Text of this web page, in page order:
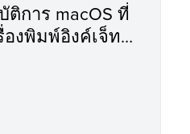
การ macOS ที่
งพิมพ์อิงค์เจ็ท